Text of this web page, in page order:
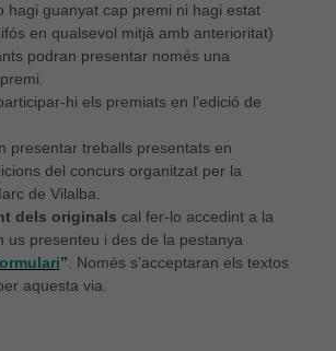
hagi guanyat cap premi ni hagi estat
en qualsevol mitjà amb anterioritat)
podran presentar només una
hi els premiats en l’edició de
presentar treballs presentats en
del concurs organitzat per la
de Vilalba.
dels originals cal fer-lo accedint a la
us presenteu i des de la pestanya
”. Només s’acceptaran els textos
aquesta via.
són
opcionals,
són
funcionament
Per a millorar
la nostra web
necessitem